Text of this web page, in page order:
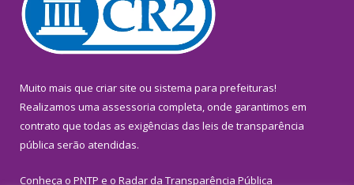
Muito mais que criar site ou sistema para prefeituras!
Realizamos uma assessoria completa, onde garantimos em
contrato que todas as exigências das leis de transparência
pública serão atendidas.
Conheça o PNTP e o Radar da Transparência Pública